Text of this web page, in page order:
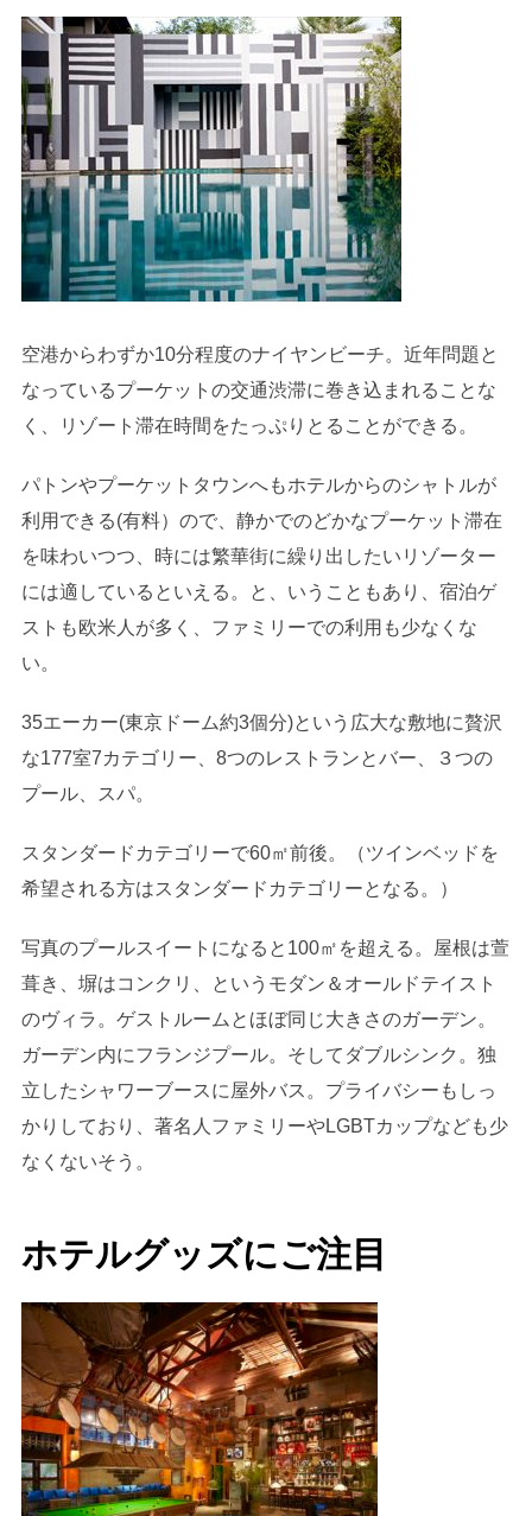
空港からわずか10分程度のナイヤンビーチ。近年問題と
なっているプーケットの交通渋滞に巻き込まれることな
く、リゾート滞在時間をたっぷりとることができる。
パトンやプーケットタウンへもホテルからのシャトルが
利用できる(有料）ので、静かでのどかなプーケット滞在
を味わいつつ、時には繁華街に繰り出したいリゾーター
には適しているといえる。と、いうこともあり、宿泊ゲ
ストも欧米人が多く、ファミリーでの利用も少なくな
い。
35エーカー(東京ドーム約3個分)という広大な敷地に贅沢
な177室7カテゴリー、8つのレストランとバー、３つの
プール、スパ。
スタンダードカテゴリーで60㎡前後。（ツインベッドを
希望される方はスタンダードカテゴリーとなる。）
写真のプールスイートになると100㎡を超える。屋根は萱
葺き、塀はコンクリ、というモダン＆オールドテイスト
のヴィラ。ゲストルームとほぼ同じ大きさのガーデン。
ガーデン内にフランジプール。そしてダブルシンク。独
立したシャワーブースに屋外バス。プライバシーもしっ
かりしており、著名人ファミリーやLGBTカップなども少
なくないそう。
ホテルグッズにご注目